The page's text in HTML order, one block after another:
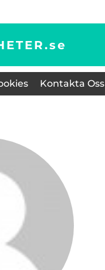
se
Kontakta Oss